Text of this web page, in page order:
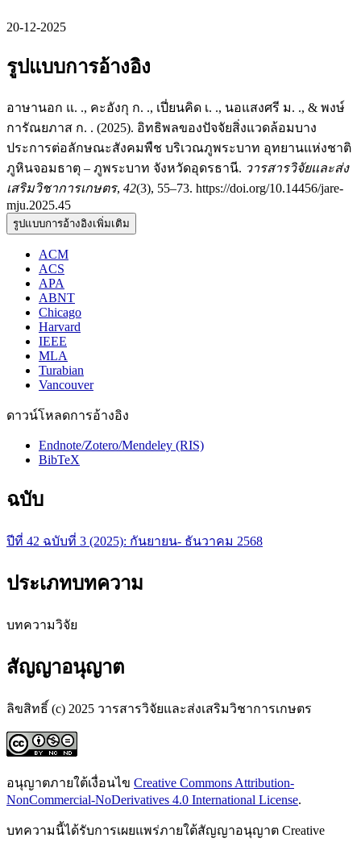
20-12-2025
รูปแบบการอ้างอิง
อาษานอก แ. ., คะอังกุ ก. ., เปี่ยนคิด เ. ., นอแสงศรี ม. ., & พงษ์
การัณยภาส ก. . (2025). อิทธิพลของปัจจัยสิ่งแวดล้อมบาง
ประการต่อลักษณะสังคมพืช บริเวณภูพระบาท อุทยานแห่งชาติ
ภูหินจอมธาตุ – ภูพระบาท จังหวัดอุดรธานี. วารสารวิจัยและส่ง
เสริมวิชาการเกษตร, 42(3), 55–73. https://doi.org/10.14456/jare-
mju.2025.45
รูปแบบการอ้างอิงเพิ่มเติม
ACM
ACS
APA
ABNT
Chicago
Harvard
IEEE
MLA
Turabian
Vancouver
ดาวน์โหลดการอ้างอิง
Endnote/Zotero/Mendeley (RIS)
BibTeX
ฉบับ
ปีที่ 42 ฉบับที่ 3 (2025): กันยายน- ธันวาคม 2568
ประเภทบทความ
บทความวิจัย
สัญญาอนุญาต
ลิขสิทธิ์ (c) 2025 วารสารวิจัยและส่งเสริมวิชาการเกษตร
อนุญาตภายใต้เงื่อนไข Creative Commons Attribution-
NonCommercial-NoDerivatives 4.0 International License.
บทความนี้ได้รับการเผยแพร่ภายใต้สัญญาอนุญาต Creative